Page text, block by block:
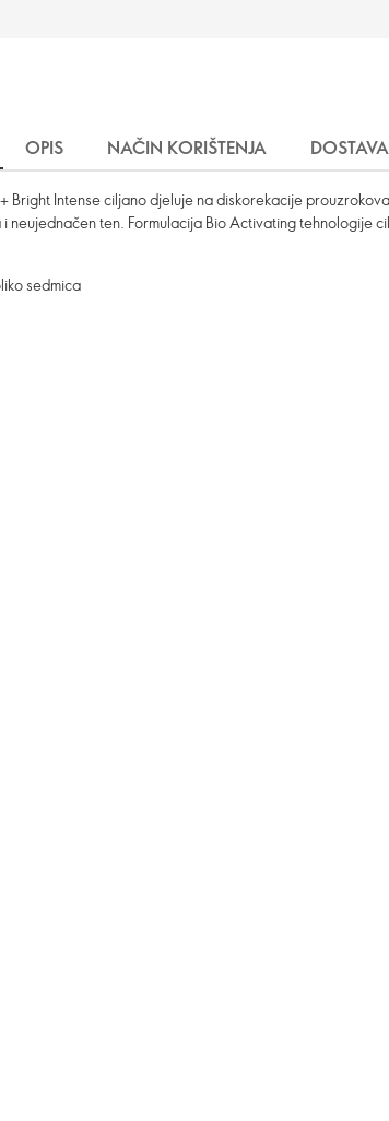
OPIS NAČIN KORIŠTENJA DOSTAVA
Intense ciljano djeluje na diskorekacije
neujednačen ten. Formulacija Bio Activating tehnologije
sedmica